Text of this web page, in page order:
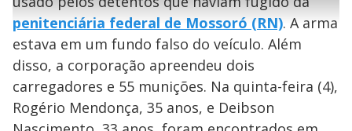
a
y
g
n
d
s
e
u
n
o
s
M
u
d
penitenciária federal de Mossoró (RN). A arma
estava em um fundo falso do veículo. Além
disso, a corporação apreendeu dois
carregadores e 55 munições. Na quinta-feira (4),
Rogério Mendonça, 35 anos, e Deibson